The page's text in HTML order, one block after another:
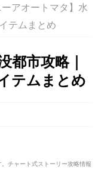
ーアオートマタ】水
テムまとめ
都市攻略｜
テムまとめ
チャート式ストーリー攻略情報